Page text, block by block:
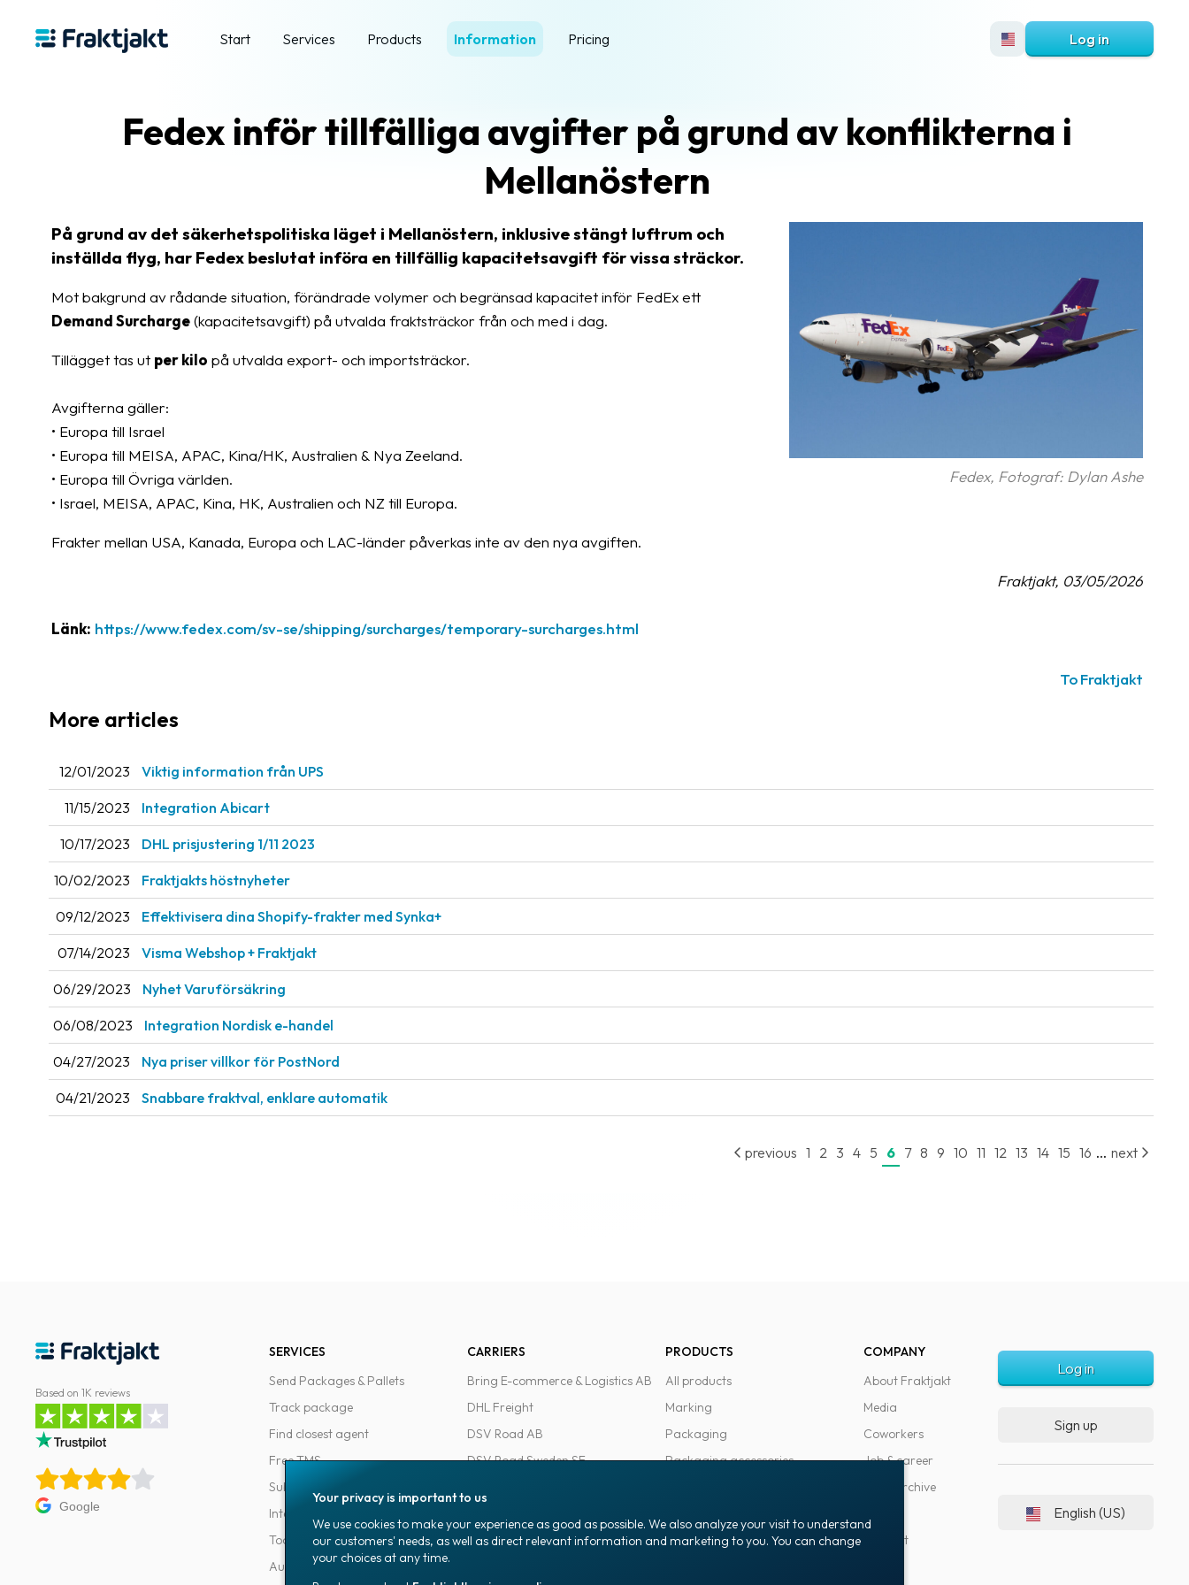
Start Services Products Information Pricing Log in
Fedex inför tillfälliga avgifter på grund av konflikterna i
Mellanöstern
Fedex, Fotograf: Dylan Ashe
På grund av det säkerhetspolitiska läget i Mellanöstern, inklusive stängt luftrum och
inställda flyg, har Fedex beslutat införa en tillfällig kapacitetsavgift för vissa sträckor.
Mot bakgrund av rådande situation, förändrade volymer och begränsad kapacitet inför FedEx ett
Demand Surcharge(kapacitetsavgift) på utvalda fraktsträckor från och med i dag.
Tillägget tas ut per kilo på utvalda export- och importsträckor.
Avgifterna gäller:
• Europa till Israel
• Europa till MEISA, APAC, Kina/HK, Australien & Nya Zeeland.
• Europa till Övriga världen.
• Israel, MEISA, APAC, Kina, HK, Australien och NZ till Europa.
Frakter mellan USA, Kanada, Europa och LAC-länder påverkas inte av den nya avgiften.
Fraktjakt, 03/05/2026
Länk: https://www.fedex.com/sv-se/shipping/surcharges/temporary-surcharges.html
To Fraktjakt
More articles
12/01/2023 Viktig information från UPS
11/15/2023 Integration Abicart
10/17/2023 DHL prisjustering 1/11 2023
10/02/2023 Fraktjakts höstnyheter
09/12/2023 Effektivisera dina Shopify-frakter med Synka+
07/14/2023 Visma Webshop + Fraktjakt
06/29/2023 Nyhet Varuförsäkring
06/08/2023 Integration Nordisk e-handel
04/27/2023 Nya priser villkor för PostNord
04/21/2023 Snabbare fraktval, enklare automatik
previous 1 2 3 4 5 6 7 8 9 10 11 12 13 14 15 16 ... next
Based on 1K reviews
Google
SERVICES
Send Packages & Pallets
Track package
Find closest agent
Free TMS
Subscriptions
Integrations
Tools for developers
Automations
CARRIERS
Bring E-commerce & Logistics AB
DHL Freight
DSV Road AB
DSV Road Sweden SE
PostNord Sverige AB
PRODUCTS
All products
Marking
Packaging
Packaging accessories
COMPANY
About Fraktjakt
Media
Coworkers
Job & career
News archive
Support
Log in
Sign up
English (US)
Your privacy is important to us
We use cookies to make your experience as good as possible. We also analyze your visit to understand
our customers' needs, as well as direct relevant information and marketing to you. You can change
your choices at any time.